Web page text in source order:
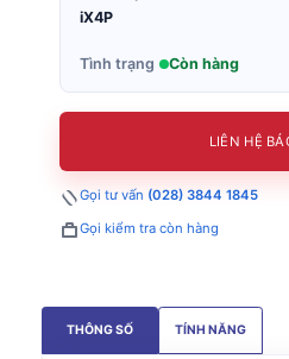
iX4P
Tình trạng Còn hàng
LIÊN HỆ
Gọi tư vấn (028) 3844 1845
Gọi kiểm tra còn hàng
THÔNG SỐ TÍNH NĂNG